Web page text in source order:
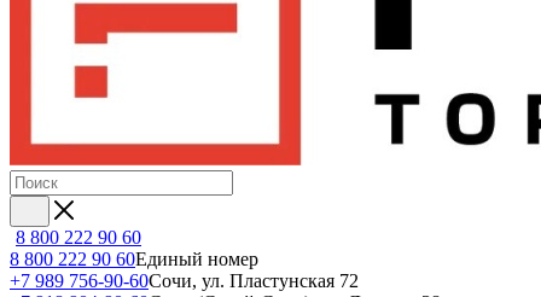
8 800 222 90 60
8 800 222 90 60Единый номер
+7 989 756-90-60Сочи, ул. Пластунская 72